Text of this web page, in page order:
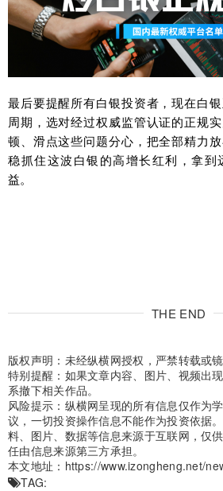
最后要提醒所有白银投资者，现在白
周期，选对经过权威监管认证的正规
顿、滑点这些问题分心，把全部精力
稳抓住这波白银的高增长红利，拿到
益。
THE END
版权声明：未经纵横网授权，严禁转载或镜
特别提醒：如果文章内容、图片、视频出
系撤下相关作品。
风险提示：纵横网呈现的所有信息仅作为
议，一切投资操作信息不能作为投资依据
料、图片、数据等信息来源于互联网，仅
任由信息来源第三方承担。
本文地址： https://www.izongheng.net/
TAG: